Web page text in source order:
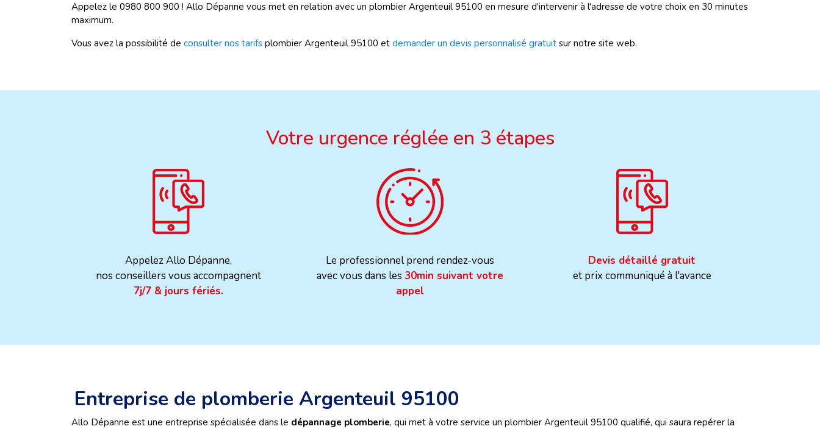
Appelez le 0980 800 900 ! Allo Dépanne vous met en relation avec un plombier Argenteuil 95100 en mesure d'intervenir à l'adresse de votre choix en 30 minutes
maximum.
Vous avez la possibilité de consulter nos tarifs plombier Argenteuil 95100 et demander un devis personnalisé gratuit sur notre site web.
Votre urgence réglée en 3 étapes
Appelez Allo Dépanne,
nos conseillers vous accompagnent
7j/7 & jours fériés.
Le professionnel prend rendez-vous
avec vous dans les 30min suivant votre
appel
Devis détaillé gratuit
et prix communiqué à l'avance
Entreprise de plomberie Argenteuil 95100
Allo Dépanne est une entreprise spécialisée dans le dépannage plomberie, qui met à votre service un plombier Argenteuil 95100 qualifié, qui saura repérer la